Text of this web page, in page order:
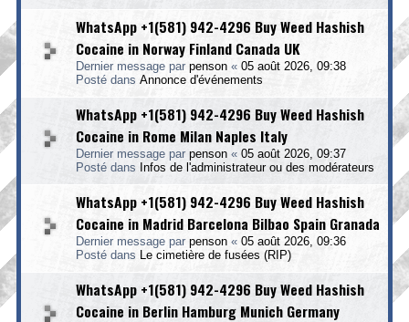
WhatsApp +1(581) 942-4296 Buy Weed Hashish
Cocaine in Norway Finland Canada UK
Dernier message par penson « 05 août 2026, 09:38
Posté dans Annonce d'événements
WhatsApp +1(581) 942-4296 Buy Weed Hashish
Cocaine in Rome Milan Naples Italy
Dernier message par penson « 05 août 2026, 09:37
Posté dans Infos de l'administrateur ou des modérateurs
WhatsApp +1(581) 942-4296 Buy Weed Hashish
Cocaine in Madrid Barcelona Bilbao Spain Granada
Dernier message par penson « 05 août 2026, 09:36
Posté dans
Le cimetière de fusées (RIP)
WhatsApp +1(581) 942-4296 Buy Weed Hashish
Cocaine in Berlin Hamburg Munich Germany